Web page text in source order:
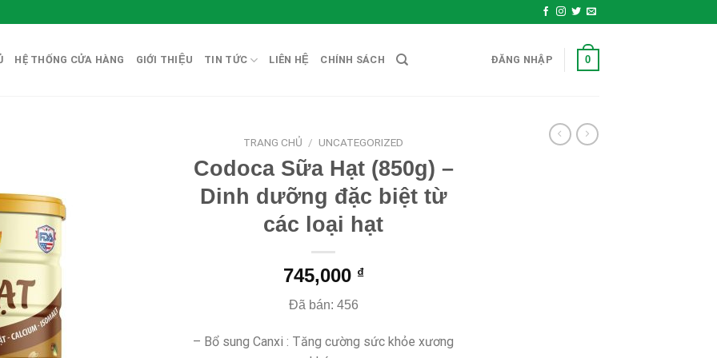
HỆ THỐNG CỬA HÀNG GIỚI THIỆU TIN TỨC LIÊN HỆ CHÍNH SÁCH ĐĂNG NHẬP 0
TRANG CHỦ / UNCATEGORIZED
Codoca Sữa Hạt (850g) –
Dinh dưỡng đặc biệt từ
các loại hạt
745,000 ₫
Đã bán: 456
– Bổ sung Canxi : Tăng cường sức khỏe xương